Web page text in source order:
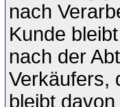
nach
Kunde
nach der
Verkäufers,
bleibt